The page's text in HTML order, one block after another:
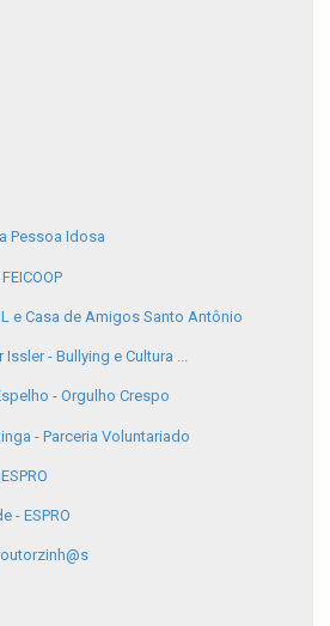
Pessoa Idosa
e Casa de Amigos Santo Antônio
- Bullying e Cultura ...
- Orgulho Crespo
- Parceria Voluntariado
- ESPRO